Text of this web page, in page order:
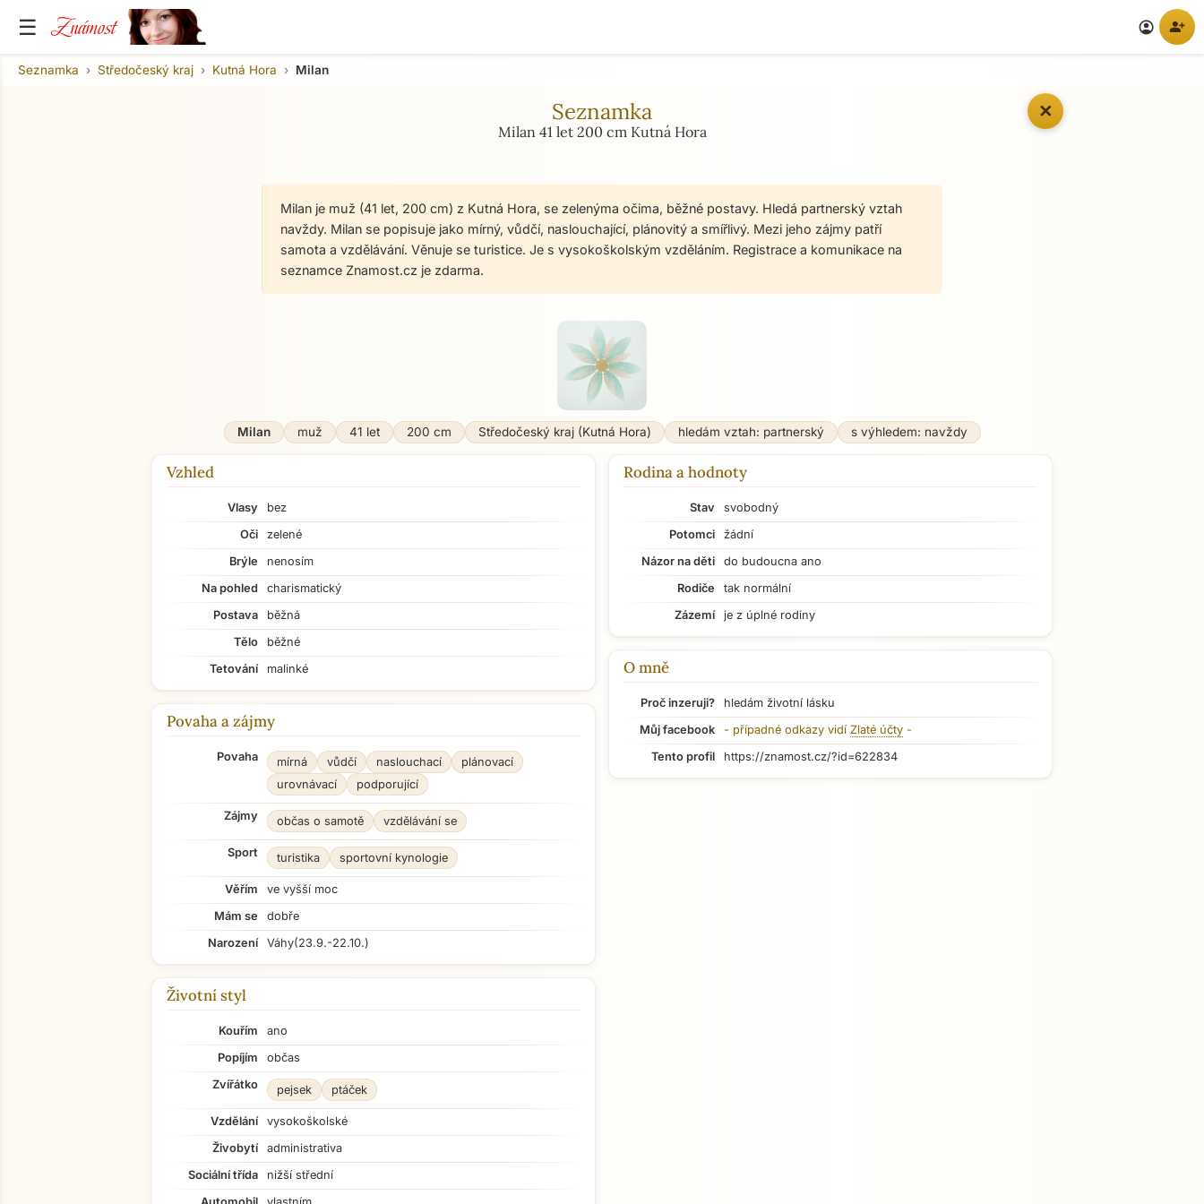
☰ Známost account_circle person_add
✕
Seznamka Středočeský kraj Kutná Hora Milan
Seznamka
Milan 41 let 200 cm Kutná Hora
Milan je muž (41 let, 200 cm) z Kutná Hora, se zelenýma očima, běžné postavy. Hledá partnerský vztah
navždy. Milan se popisuje jako mírný, vůdčí, naslouchající, plánovitý a smířlivý. Mezi jeho zájmy patří
samota a vzdělávání. Věnuje se turistice. Je s vysokoškolským vzděláním. Registrace a komunikace na
seznamce Znamost.cz je zdarma.
Milan muž 41 let 200 cm Středočeský kraj (Kutná Hora) hledám vztah: partnerský s výhledem: navždy
Vzhled
Vlasy
bez
Oči
zelené
Brýle
nenosím
Na pohled
charismatický
Postava
běžná
Tělo
běžné
Tetování
malinké
Povaha a zájmy
Povaha mírná vůdčí naslouchací
plánovací
urovnávací
podporující
Zájmy občas o samotě vzdělávání se
Sport turistika sportovní kynologie
Věřím
ve vyšší moc
Mám se
dobře
Narození
Váhy(23.9.-22.10.)
Životní styl
Kouřím
ano
Popíjím
občas
Zvířátko
pejsek ptáček
Vzdělání
vysokoškolské
Živobytí
administrativa
Sociální třída
nižší střední
Rodina a hodnoty
Stav
svobodný
Potomci
žádní
Názor na děti
do budoucna ano
Rodiče
tak normální
Zázemí
je z úplné rodiny
O mně
Proč inzeruji?
hledám životní lásku
Můj facebook
- případné odkazy vidí Zlaté účty -
Tento profil
https://znamost.cz/?id=622834